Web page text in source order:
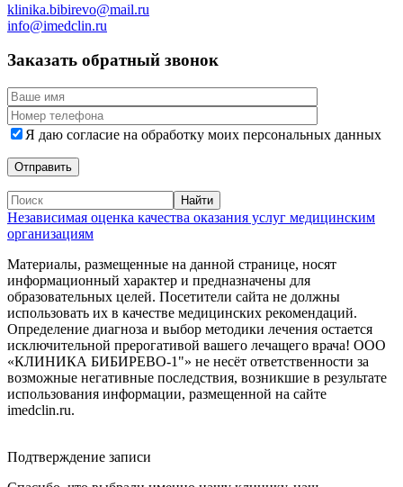
klinika.bibirevo@mail.ru
info@imedclin.ru
Заказать обратный звонок
Я даю согласие на обработку моих персональных данных
Независимая оценка качества оказания услуг медицинским
организациям
Материалы, размещенные на данной странице, носят
информационный характер и предназначены для
образовательных целей. Посетители сайта не должны
использовать их в качестве медицинских рекомендаций.
Определение диагноза и выбор методики лечения остается
исключительной прерогативой вашего лечащего врача! ООО
«КЛИНИКА БИБИРЕВО-1"» не несёт ответственности за
возможные негативные последствия, возникшие в результате
использования информации, размещенной на сайте
imedclin.ru.
Подтверждение записи